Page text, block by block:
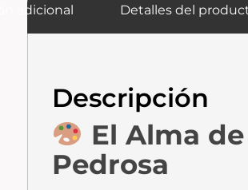
adicional Detalles del
Descripción
El Alma de
Pedrosa